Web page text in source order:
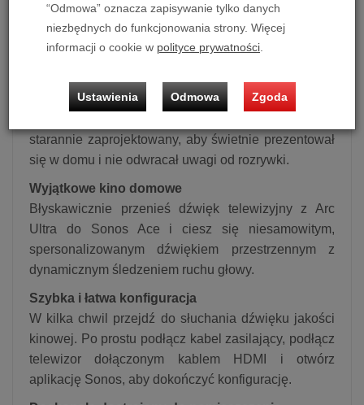
Aplikacja Sonos daje możliwość uzyskania jeszcze
większej czystości dialogów poprzez ustawienie
preferowanego poziomu wzmacniacza mowy.
Charakterystyczny zakrzywiony kształt. Smukła
starannie zaprojektowany, aby świetnie prezentował
się w domu i nie odwracał uwagi od rozrywki.
Wyjątkowe kino domowe
Błyskawicznie przenieś dźwięk telewizyjny z Arc
Ultra do Sonos Ace i ciesz się niesamowitym,
spersonalizowanym dźwiękiem przestrzennym z
dynamicznym śledzeniem ruchu głowy.
Szybka i łatwa konfiguracja
W kilka chwil przejdź do słuchania dźwięku jakości
kinowej. Po prostu podłącz kabel zasilający, podłącz
telewizor dołączonym kablem HDMI i otwórz
aplikację Sonos, aby dokończyć konfigurację.
“Odmowa” oznacza zapisywanie tylko danych
niezbędnych do funkcjonowania strony. Więcej
informacji o cookie w polityce prywatności.
Ustawienia Odmowa Zgoda